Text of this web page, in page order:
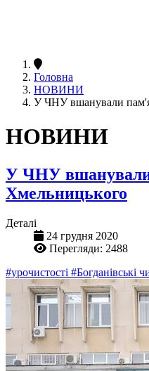
Головна
НОВИНИ
У ЧНУ вшанували
НОВИНИ
У ЧНУ вшанували
Хмельницького
Деталі
24 грудня 2020
Перегляди: 2488
#урочистості #Богданівські